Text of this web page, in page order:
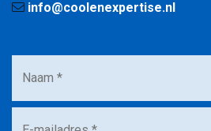
info@coolenexpertise.nl
mailadres
*